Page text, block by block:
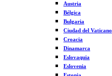
Austria
Bélgica
Bulgaria
Ciudad del Vaticano
Croacia
Dinamarca
Eslovaquia
Eslovenia